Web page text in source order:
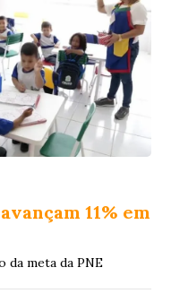
11% em
da meta da PNE